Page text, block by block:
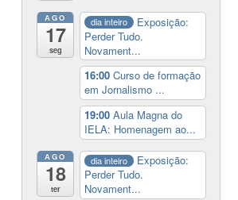
AGO
17
seg
dia inteiro
Exposição:
Perder Tudo.
Novament...
16:00Curso de formação
em Jornalismo ...
19:00Aula Magna do
IELA: Homenagem ao...
AGO
18
ter
dia inteiro
Exposição:
Perder Tudo.
Novament...